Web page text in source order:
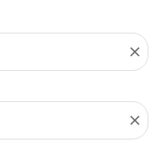
close
close